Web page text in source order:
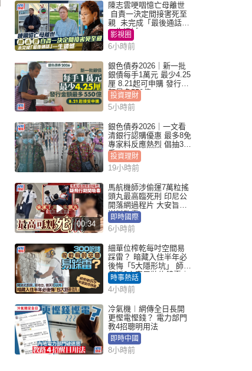
陳志雲哽咽憶亡母離世
自責一決定間接害死至
親 未完成「最後通話」
一生遺憾
影視圈
6小時前
銀色債券2026｜新一批
銀債每手1萬元 最少4.25
厘 8.21起可申購 發行金
額最多550億
投資理財
5小時前
銀色債券2026｜一文看
清銀行認購優惠 最多8免
專家料反應熱烈 倡抽30
手
投資理財
19小時前
00:34
馬航機師涉偷運7萬粒搖
頭丸最高臨死刑 印尼公
開落網過程片 大安旨意
豈料敗露
即時國際
6小時前
細單位榨乾每吋空間易
踩雷？ 暗藏入住半年必
後悔「5大隱形坑」 師傅
傳授6字家居裝修錦囊｜
Juicy叮
時事熱話
4小時前
冷氣機︱網傳全日長開
更慳電慳錢？ 電力部門
教4招聰明用法
即時中國
8小時前